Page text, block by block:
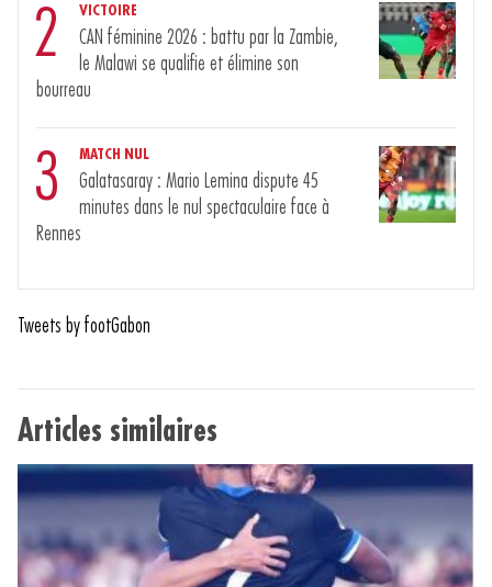
2 VICTOIRE
CAN féminine 2026 : battu par la Zambie,
le Malawi se qualifie et élimine son
bourreau
3 MATCH NUL
Galatasaray : Mario Lemina dispute 45
minutes dans le nul spectaculaire face à
Rennes
Tweets by footGabon
Articles similaires